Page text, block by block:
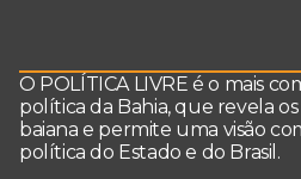
O POLÍTICA LIVRE é o mais
política da Bahia, que revela
baiana e permite uma visão
política do Estado e do Brasil.